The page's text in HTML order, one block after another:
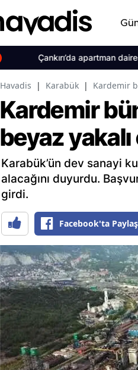
Çankırı’da apartman dairesini
Havadis | Karabük | Kardemir
Kardemir
beyaz
Karabük’ün dev sanayi
alacağını duyurdu.
girdi.
Facebook'ta Paylaş